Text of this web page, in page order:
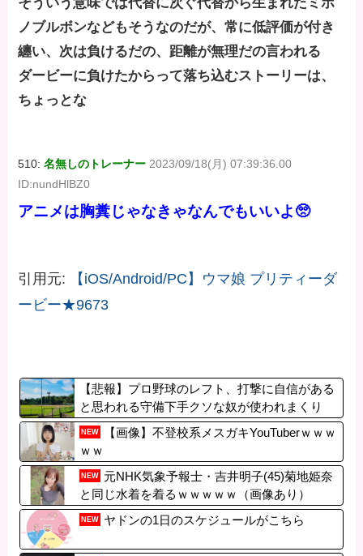
ノブルボンなどもそうなのだが、常に低評価が付き
纏い、次は負けるだの、距離が無理だの言われる
ダービーに負けたからって落ち込むストーリーは、
ちょっとな
510:名無しのトレーナー 2023/09/18(月) 07:39:36.00
ID:nundHlBZ0
アニメは胸糞じゃなきゃなんでもいいよ🥺
引用元:
【iOS/Android/PC】ウマ娘 プリティーダ
ービー★9673
【悲報】プロ野球のレフト、打撃に自信がある
と思われる守備下手クソな奴が使われまくり
NEW
【画像】不登校系メスガキYouTuberｗｗｗ
ｗｗ
NEW
元NHK気象予報士・吉井明子(45)菊地姫奈
と同じ水着を着るｗｗｗｗｗ（画像あり）
NEW ヤドンの1日のスケジュールがこちら